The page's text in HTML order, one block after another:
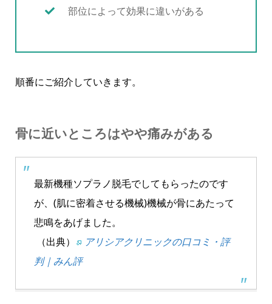
部位によって効果に違いがある
順番にご紹介していきます。
骨に近いところはやや痛みがある
最新機種ソプラノ脱毛でしてもらったのです
が、(肌に密着させる機械)機械が骨にあたって
悲鳴をあげました。
（出典）
アリシアクリニックの口コミ・評
判｜みん評